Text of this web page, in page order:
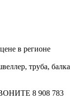
в регионе
труба, балка
8 908 783